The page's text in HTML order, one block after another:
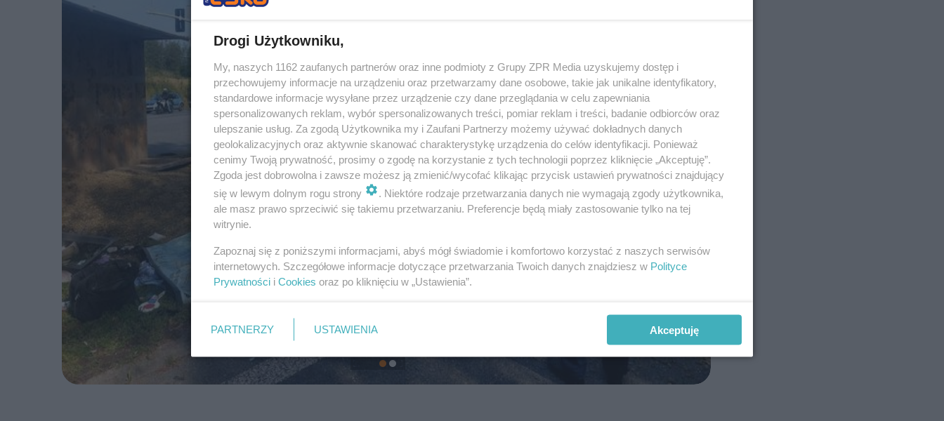
Drogi Użytkowniku,
My, naszych 1162 zaufanych partnerów oraz inne podmioty z Grupy ZPR Media uzyskujemy dostęp i
przechowujemy informacje na urządzeniu oraz przetwarzamy dane osobowe, takie jak unikalne identyfikatory,
standardowe informacje wysyłane przez urządzenie czy dane przeglądania w celu zapewniania
spersonalizowanych reklam, wybór spersonalizowanych treści, pomiar reklam i treści, badanie odbiorców oraz
ulepszanie usług. Za zgodą Użytkownika my i Zaufani Partnerzy możemy używać dokładnych danych
geolokalizacyjnych oraz aktywnie skanować charakterystykę urządzenia do celów identyfikacji. Ponieważ
cenimy Twoją prywatność, prosimy o zgodę na korzystanie z tych technologii poprzez kliknięcie „Akceptuję”.
Zgoda jest dobrowolna i zawsze możesz ją zmienić/wycofać klikając przycisk ustawień prywatności znajdujący
się w lewym dolnym rogu strony
. Niektóre rodzaje przetwarzania danych nie wymagają zgody użytkownika,
ale masz prawo sprzeciwić się takiemu przetwarzaniu. Preferencje będą miały zastosowanie tylko na tej
witrynie.
Zapoznaj się z poniższymi informacjami, abyś mógł świadomie i komfortowo korzystać z naszych serwisów
internetowych. Szczegółowe informacje dotyczące przetwarzania Twoich danych znajdziesz w Polityce
Prywatności i Cookies oraz po kliknięciu w „Ustawienia”.
PARTNERZY USTAWIENIA Akceptuję